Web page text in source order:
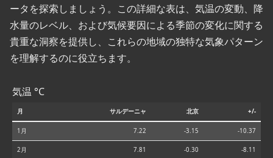
ータを探索しましょう。この詳細な表は、気温の変動、降
水量のレベル、および気候要因による季節の変化に関する
貴重な洞察を提供し、これらの地域の独特な気象パターン
を理解するのに役立ちます。
気温 °C
月 サルデーニャ 北京 +/-
1月 7.22 -3.15 -10.37
2月 7.81 -0.30 -8.11